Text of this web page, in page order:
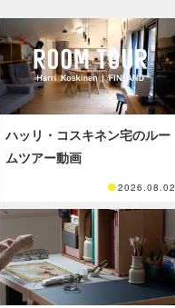
ハッリ・コスキネン宅のルー
ムツアー動画
2026.08.02